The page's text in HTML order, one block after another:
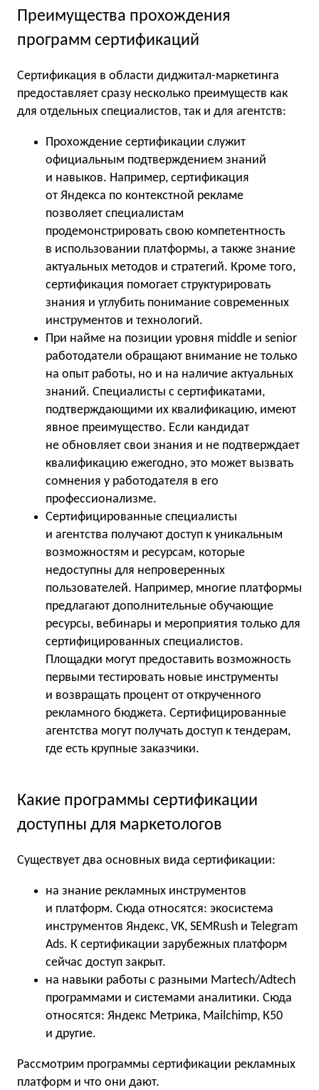
Преимущества прохождения
программ сертификаций
Сертификация в области диджитал-маркетинга
предоставляет сразу несколько преимуществ как
для отдельных специалистов, так и для агентств:
Прохождение сертификации служит
официальным подтверждением знаний
и навыков. Например, сертификация
от Яндекса по контекстной рекламе
позволяет специалистам
продемонстрировать свою компетентность
в использовании платформы, а также знание
актуальных методов и стратегий. Кроме того,
сертификация помогает структурировать
знания и углубить понимание современных
инструментов и технологий.
При найме на позиции уровня middle и senior
работодатели обращают внимание не только
на опыт работы, но и на наличие актуальных
знаний. Специалисты с сертификатами,
подтверждающими их квалификацию, имеют
явное преимущество. Если кандидат
не обновляет свои знания и не подтверждает
квалификацию ежегодно, это может вызвать
сомнения у работодателя в его
профессионализме.
Сертифицированные специалисты
и агентства получают доступ к уникальным
возможностям и ресурсам, которые
недоступны для непроверенных
пользователей. Например, многие платформы
предлагают дополнительные обучающие
ресурсы, вебинары и мероприятия только для
сертифицированных специалистов.
Площадки могут предоставить возможность
первыми тестировать новые инструменты
и возвращать процент от открученного
рекламного бюджета. Сертифицированные
агентства могут получать доступ к тендерам,
где есть крупные заказчики.
Какие программы сертификации
доступны для маркетологов
Существует два основных вида сертификации:
на знание рекламных инструментов
и платформ. Сюда относятся: экосистема
инструментов Яндекс, VK, SEMRush и Telegram
Ads. К сертификации зарубежных платформ
сейчас доступ закрыт.
на навыки работы с разными Martech/Adtech
программами и системами аналитики. Сюда
относятся: Яндекс Метрика, Mailchimp, К50
и другие.
Рассмотрим программы сертификации рекламных
платформ и что они дают.